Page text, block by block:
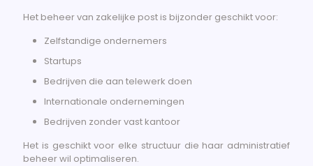
Het beheer van zakelijke post is bijzonder geschikt voor:
Zelfstandige ondernemers
Startups
Bedrijven die aan telewerk doen
Internationale ondernemingen
Bedrijven zonder vast kantoor
Het is geschikt voor elke structuur die haar administratief
beheer wil optimaliseren.